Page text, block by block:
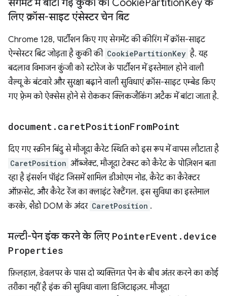
सेगमेंट में बांटी गई कुकी की CookiePartitionKey के
लिए क्रॉस-साइट एंसेस्टर चेन बिट
Chrome 128, पार्टीशन किए गए सेगमेंट की कीरिंग में क्रॉस-साइट
ऐन्सेस्टर बिट जोड़ता है कुकी की CookiePartitionKey है. यह
बदलाव विभाजन कुंजी को स्टोरेज के पार्टीशन में इस्तेमाल होने वाली
वैल्यू के बंटवारे और सुरक्षा बढ़ाने वाली सुविधाएं क्रॉस-साइट एम्बेड किए
गए फ़्रेम को ऐक्सेस होने से रोककर क्लिकजैकिंग अटैक में बांटा जाता है.
document . caretPositionFromPoint
दिए गए स्क्रीन बिंदु से मौजूदा कैरेट स्थिति को इस रूप में वापस लौटाता है
CaretPosition ऑब्जेक्ट, मौजूदा टेक्स्ट को कैरेट के पोज़िशन बता
रहा है इंसर्शन पॉइंट जिसमें शामिल डीओएम नोड, कैरेट का कैरेक्टर
ऑफ़सेट, और कैरेट रेंज का क्लाइंट रेक्टैंगल. इस सुविधा का इस्तेमाल
करके, शैडो DOM के अंदर CaretPosition .
मल्टी-पेन इंक करने के लिए PointerEvent . device
Properties
फ़िलहाल, डेवलपर के पास दो व्यक्तिगत पेन के बीच अंतर करने का कोई
तरीका नहीं है इंक की सुविधा वाला डिजिटाइज़र. मौजूदा